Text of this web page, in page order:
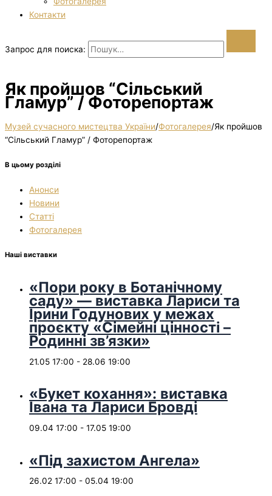
Контакти
Запрос для поиска:
Як пройшов “Сільський
Гламур” / Фоторепортаж
Музей сучасного мистецтва України/Фотогалерея/Як пройшов
“Сільський Гламур” / Фоторепортаж
В цьому розділі
Анонси
Новини
Статті
Фотогалерея
Наші виставки
«Пори року в Ботанічному
саду» — виставка Лариси та
Ірини Годунових у межах
проєкту «Сімейні цінності –
Родинні зв’язки»
21.05 17:00 - 28.06 19:00
«Букет кохання»: виставка
Івана та Лариси Бровді
09.04 17:00 - 17.05 19:00
«Під захистом Ангела»
26.02 17:00 - 05.04 19:00